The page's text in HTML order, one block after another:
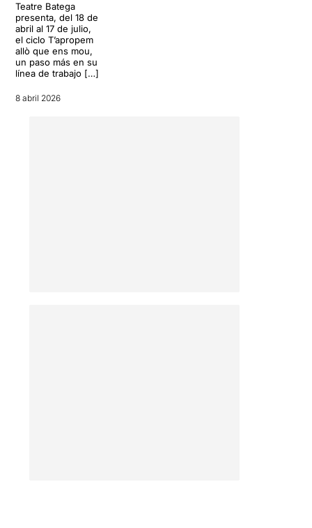
Teatre Batega
presenta, del 18 de
abril al 17 de julio,
el ciclo T’apropem
allò que ens mou,
un paso más en su
línea de trabajo […]
8 abril 2026